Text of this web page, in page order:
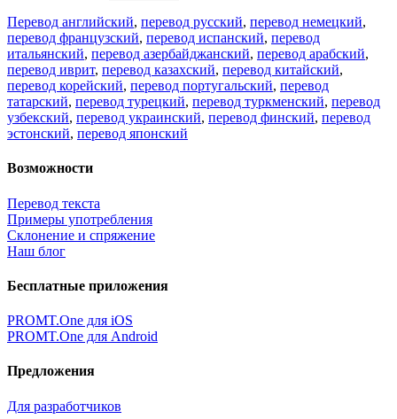
Перевод английский, перевод русский, перевод немецкий,
перевод французский, перевод испанский, перевод
итальянский, перевод азербайджанский, перевод арабский,
перевод иврит, перевод казахский, перевод китайский,
перевод корейский, перевод португальский, перевод
татарский, перевод турецкий, перевод туркменский, перевод
узбекский, перевод украинский, перевод финский, перевод
эстонский, перевод японский
Возможности
Перевод текста
Примеры употребления
Склонение и спряжение
Наш блог
Бесплатные приложения
PROMT.One для iOS
PROMT.One для Android
Предложения
Для разработчиков